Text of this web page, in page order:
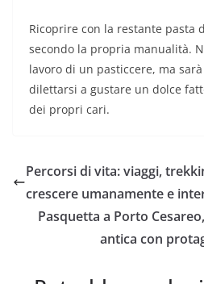
Ricoprire con la restante pasta
secondo la propria manualità.
lavoro di un pasticcere, ma
dilettarsi a gustare un dolce
dei propri cari.
Percorsi di vita: viaggi,
crescere umanamente e
Pasquetta a Porto
antica con